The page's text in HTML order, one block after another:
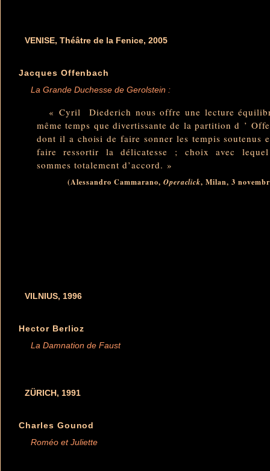
VENISE, Théâtre de la Fenice, 2005
Jacques Offenbach
La Grande Duchesse de Gerolstein :
« Cyril Diederich nous offre une lecture
même temps que divertissante de la partition d ’
dont il a choisi de faire sonner les tempis soutenus
faire ressortir la délicatesse ; choix avec
sommes totalement d’accord. »
(Alessandro Cammarano, Operaclick, Milan, 3
VILNIUS, 1996
Hector Berlioz
La Damnation de Faust
ZÜRICH, 1991
Charles Gounod
Roméo et Juliette